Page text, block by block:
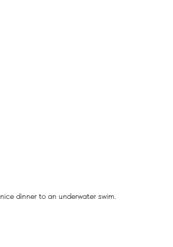
dinner to an underwater swim.